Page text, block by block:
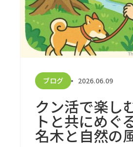
ブログ 2026.06.09
クン活で楽し
トと共にめぐ
名木と自然の